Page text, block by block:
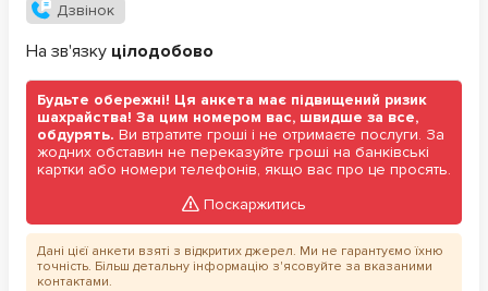
Дзвінок
На зв'язку цілодобово
Будьте обережні! Ця анкета має підвищений ризик
шахрайства! За цим номером вас, швидше за все,
обдурять. Ви втратите гроші і не отримаєте послуги. За
жодних обставин не переказуйте гроші на банківські
картки або номери телефонів, якщо вас про це просять.
Поскаржитись
Дані цієї анкети взяті з відкритих джерел. Ми не гарантуємо їхню
точність. Більш детальну інформацію з'ясовуйте за вказаними
контактами.